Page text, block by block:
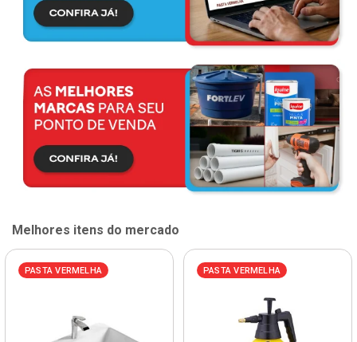
Melhores itens do mercado
PASTA VERMELHA PASTA VERMELHA